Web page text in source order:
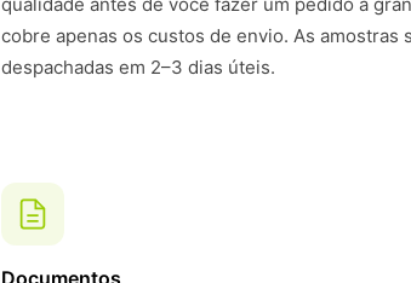
cobre apenas os custos de envio. As amostras
despachadas em 2–3 dias úteis.
Documentos